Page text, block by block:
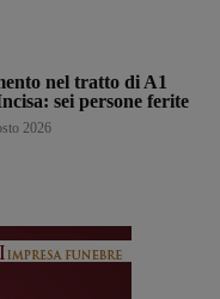
nel tratto di A1
sei persone ferite
2026